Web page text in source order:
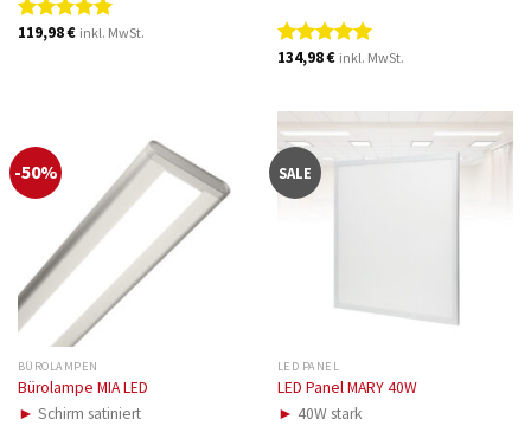
Bewertet
119,98€ inkl. MwSt.
Bewertet
134,98€ inkl. MwSt.
-50%
BÜROLAMPEN
Bürolampe MIA LED
► Schirm satiniert
SALE
LED PANEL
LED Panel MARY 40W
► 40W stark